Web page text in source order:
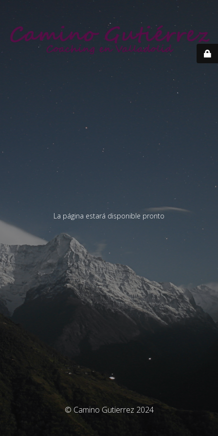
La página estará disponible pronto
© Camino Gutierrez 2024